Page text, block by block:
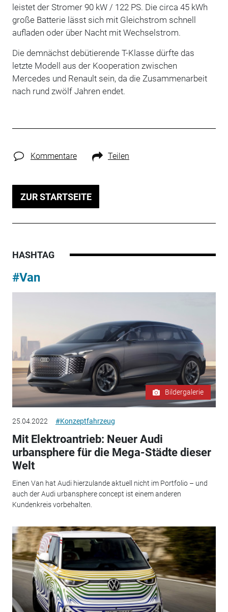
leistet der Stromer 90 kW / 122 PS. Die circa 45 kWh
große Batterie lässt sich mit Gleichstrom schnell
aufladen oder über Nacht mit Wechselstrom.
Die demnächst debütierende T-Klasse dürfte das
letzte Modell aus der Kooperation zwischen
Mercedes und Renault sein, da die Zusammenarbeit
nach rund zwölf Jahren endet.
Kommentare Teilen
ZUR STARTSEITE
HASHTAG
#Van
Bildergalerie
25.04.2022 #Konzeptfahrzeug
Mit Elektroantrieb: Neuer Audi
urbansphere für die Mega-Städte dieser
Welt
Einen Van hat Audi hierzulande aktuell nicht im Portfolio – und
auch der Audi urbansphere concept ist einem anderen
Kundenkreis vorbehalten.